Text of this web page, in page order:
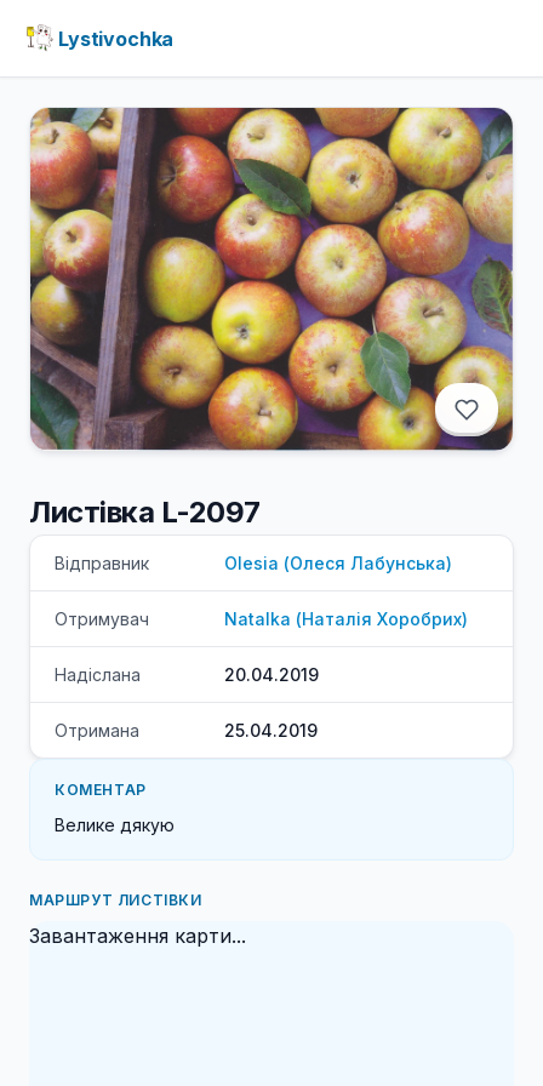
Lystivochka
Листівка L-2097
Відправник Olesia (Олеся Лабунська)
Отримувач Natalka (Наталія Хоробрих)
Надіслана 20.04.2019
Отримана 25.04.2019
КОМЕНТАР
Велике дякую
МАРШРУТ ЛИСТІВКИ
Завантаження карти...